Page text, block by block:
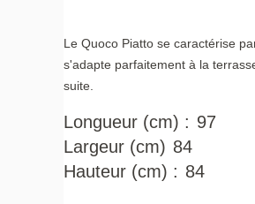
Le Quoco Piatto se caractérise
s'adapte parfaitement à la
suite.
Longueur (cm) : 97
Largeur (cm) 84
Hauteur (cm) : 84